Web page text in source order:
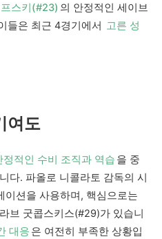
스키(#23) 의 안정적인 세이브
들은 최근 4경기에서 고른 성
여도
정적인 수비 조직과 역습 을 중
다. 파올로 니콜라토 감독의 시
션을 사용하며, 핵심으로는
브 굿콥스키스(#29)가 있습니
대응 은 여전히 부족한 상황입